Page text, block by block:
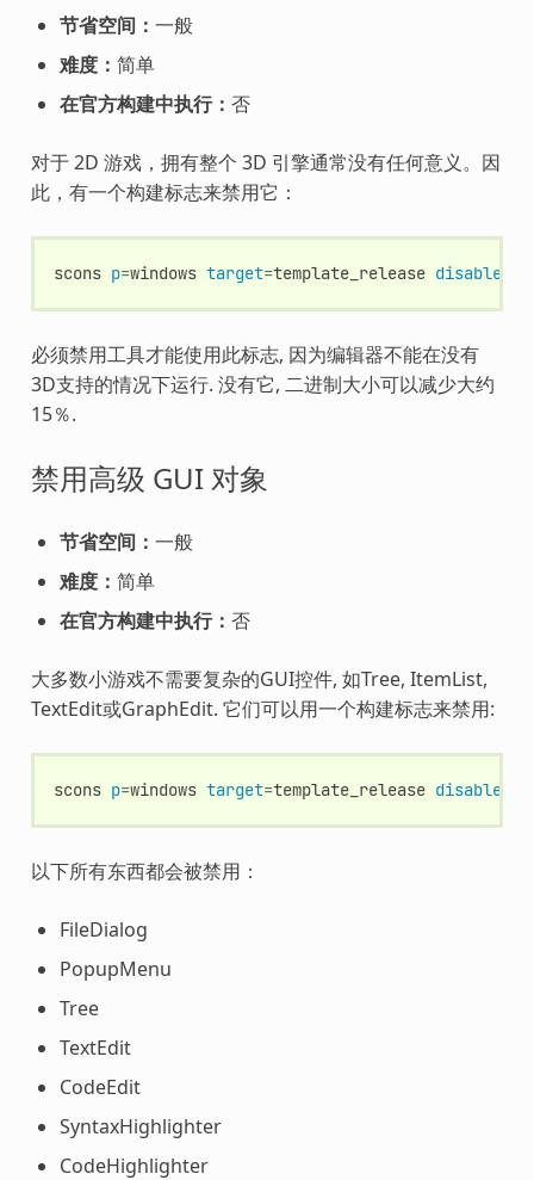
节省空间： 一般
难度： 简单
在官方构建中执行： 否
对于 2D 游戏，拥有整个 3D 引擎通常没有任何意义。因
此，有一个构建标志来禁用它：
scons p=windows target=template_release disable_3d
必须禁用工具才能使用此标志, 因为编辑器不能在没有
3D支持的情况下运行. 没有它, 二进制大小可以减少大约
15％.
禁用高级 GUI 对象
节省空间： 一般
难度： 简单
在官方构建中执行： 否
大多数小游戏不需要复杂的GUI控件, 如Tree, ItemList,
TextEdit或GraphEdit. 它们可以用一个构建标志来禁用:
scons p=windows target=template_release
以下所有东西都会被禁用：
FileDialog
PopupMenu
Tree
TextEdit
CodeEdit
SyntaxHighlighter
CodeHighlighter